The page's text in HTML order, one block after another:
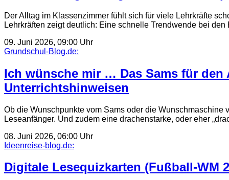
Der Alltag im Klassenzimmer fühlt sich für viele Lehrkräfte
Lehrkräften zeigt deutlich: Eine schnelle Trendwende bei
09. Juni 2026, 09:00 Uhr
Grundschul-Blog.de:
Ich wünsche mir … Das Sams für
Unterrichtshinweisen
Ob die Wunschpunkte vom Sams oder die
Leseanfänger. Und zudem eine drachenstarke, oder eher
08. Juni 2026, 06:00 Uhr
Ideenreise-blog.de:
Digitale Lesequizkarten (Fußball-WM